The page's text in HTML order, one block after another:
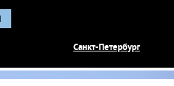
Санкт-Петербург